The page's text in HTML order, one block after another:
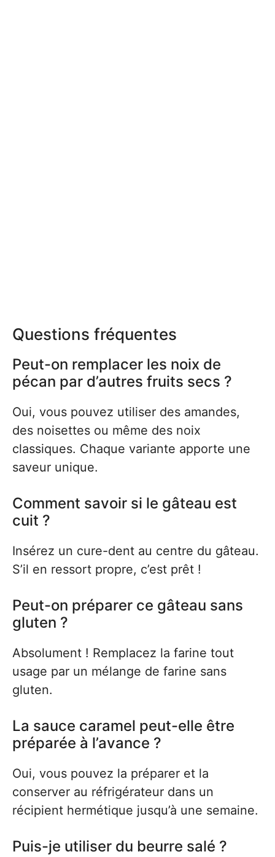
Questions fréquentes
Peut-on remplacer les noix de
pécan par d’autres fruits secs ?
Oui, vous pouvez utiliser des amandes,
des noisettes ou même des noix
classiques. Chaque variante apporte une
saveur unique.
Comment savoir si le gâteau est
cuit ?
Insérez un cure-dent au centre du gâteau.
S’il en ressort propre, c’est prêt !
Peut-on préparer ce gâteau sans
gluten ?
Absolument ! Remplacez la farine tout
usage par un mélange de farine sans
gluten.
La sauce caramel peut-elle être
préparée à l’avance ?
Oui, vous pouvez la préparer et la
conserver au réfrigérateur dans un
récipient hermétique jusqu’à une semaine.
Puis-je utiliser du beurre salé ?